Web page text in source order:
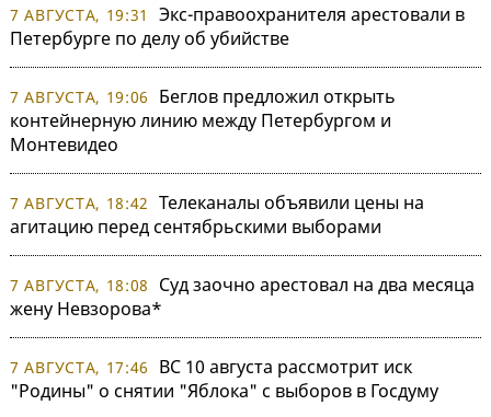
7 АВГУСТА, 19:31
Экс-правоохранителя арестовали в
Петербурге по делу об убийстве
7 АВГУСТА, 19:06
Беглов предложил открыть
контейнерную линию между Петербургом и
Монтевидео
7 АВГУСТА, 18:42 Телеканалы объявили цены на
агитацию перед сентябрьскими выборами
7 АВГУСТА, 18:08
Суд заочно арестовал на два месяца
жену Невзорова*
7 АВГУСТА, 17:46
ВС 10 августа рассмотрит иск
"Родины" о снятии "Яблока" с выборов в Госдуму